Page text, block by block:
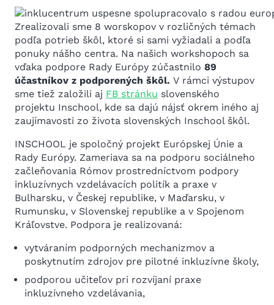
Zrealizovali sme 8 worskopov v rozličných témach
podľa potrieb škôl, ktoré si sami vyžiadali a podľa
ponuky nášho centra. Na našich workshopoch sa
vďaka podpore Rady Európy zúčastnilo 89
účastníkov z podporených škôl. V rámci výstupov
sme tiež založili aj FB stránku slovenského
projektu Inschool, kde sa dajú nájsť okrem iného aj
zaujímavosti zo života slovenských Inschool škôl.
INSCHOOL je spoločný projekt Európskej Únie a
Rady Európy. Zameriava sa na podporu sociálneho
začleňovania Rómov prostredníctvom podpory
inkluzívnych vzdelávacích politík a praxe v
Bulharsku, v Českej republike, v Maďarsku, v
Rumunsku, v Slovenskej republike a v Spojenom
Kráľovstve. Podpora je realizovaná:
vytváraním podporných mechanizmov a
poskytnutím zdrojov pre pilotné inkluzívne školy,
podporou učiteľov pri rozvíjaní praxe
inkluzívneho vzdelávania,